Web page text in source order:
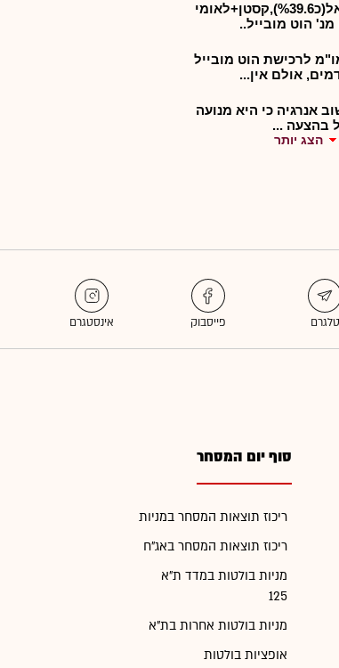
להב-דלק ישראל(כ%39.6),קסטן+לאומי
הוט מובייל..
לרכישת הוט מובייל
אולם אין...
אנרגיה כי היא מנועה
בהצעה ...
הצג יותר
סוף יום המסחר
ריכוז תוצאות המסחר במניות
ריכוז תוצאות המסחר באג"ח
מניות בולטות במדד ת"א
125
מניות בולטות אחרות בת"א
אופציות בולטות